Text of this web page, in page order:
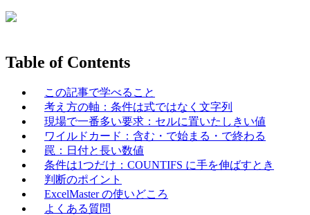
Table of Contents
この記事で学べること
考え方の軸：条件は式ではなく文字列
現場で一番多い要求：セルに置いたしきい値
ワイルドカード：含む・で始まる・で終わる
罠：日付と長い数値
条件は1つだけ：COUNTIFS に手を伸ばすとき
判断のポイント
ExcelMaster の使いどころ
よくある質問